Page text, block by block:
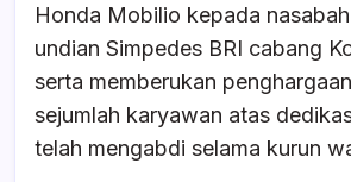
Honda Mobilio kepada
undian Simpedes BRI cabang
serta memberukan
sejumlah karyawan atas
telah mengabdi selama kurun